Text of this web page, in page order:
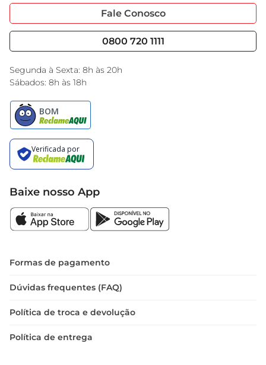
Portal do Fornecedo
Nossas Lojas
Serviços
Black Friday
Encarte do Dia
Fale Conosco
0800 720 1111
Segunda à Sexta: 8h às 20h
Sábados: 8h às 18h
Baixe nosso App
Formas de pagamento
Dúvidas frequentes (FAQ)
Política de troca e devolução
Política de entrega